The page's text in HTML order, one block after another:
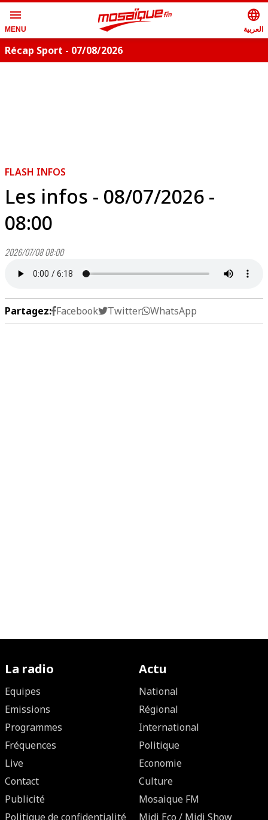
menu
MENU
language
العربية
Récap Sport - 07/08/2026
FLASH INFOS
Les infos - 08/07/2026 -
08:00
2026/07/08 08:00
Partagez: Facebook Twitter WhatsApp
La radio
Equipes
Emissions
Programmes
Fréquences
Live
Contact
Publicité
Politique de confidentialité
Actu
National
Régional
International
Politique
Economie
Culture
Mosaique FM
Midi Eco / Midi Show